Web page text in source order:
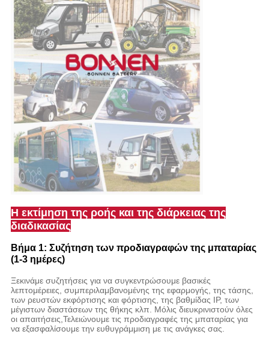
Η εκτίμηση της ροής και της διάρκειας της
διαδικασίας
Βήμα 1: Συζήτηση των προδιαγραφών της μπαταρίας
(1-3 ημέρες)
Ξεκινάμε συζητήσεις για να συγκεντρώσουμε βασικές
λεπτομέρειες, συμπεριλαμβανομένης της εφαρμογής, της τάσης,
των ρευστών εκφόρτισης και φόρτισης, της βαθμίδας IP, των
μέγιστων διαστάσεων της θήκης κλπ. Μόλις διευκρινιστούν όλες
οι απαιτήσεις,Τελειώνουμε τις προδιαγραφές της μπαταρίας για
να εξασφαλίσουμε την ευθυγράμμιση με τις ανάγκες σας.